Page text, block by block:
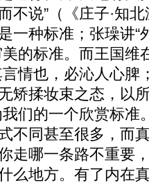
不说”（《庄子·知
一种标准；张璪讲“
的标准。而王国维
情也，必沁人心脾
矫揉妆束之态，以
们的一个欣赏标准
不同甚至很多，而
走哪一条路不重要
么地方。有了内在